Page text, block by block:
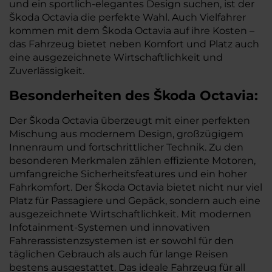
und ein sportlich-elegantes Design suchen, ist der
Škoda Octavia die perfekte Wahl. Auch Vielfahrer
kommen mit dem Škoda Octavia auf ihre Kosten –
das Fahrzeug bietet neben Komfort und Platz auch
eine ausgezeichnete Wirtschaftlichkeit und
Zuverlässigkeit.
Besonderheiten des Škoda Octavia:
Der Škoda Octavia überzeugt mit einer perfekten
Mischung aus modernem Design, großzügigem
Innenraum und fortschrittlicher Technik. Zu den
besonderen Merkmalen zählen effiziente Motoren,
umfangreiche Sicherheitsfeatures und ein hoher
Fahrkomfort. Der Škoda Octavia bietet nicht nur viel
Platz für Passagiere und Gepäck, sondern auch eine
ausgezeichnete Wirtschaftlichkeit. Mit modernen
Infotainment-Systemen und innovativen
Fahrerassistenzsystemen ist er sowohl für den
täglichen Gebrauch als auch für lange Reisen
bestens ausgestattet. Das ideale Fahrzeug für all